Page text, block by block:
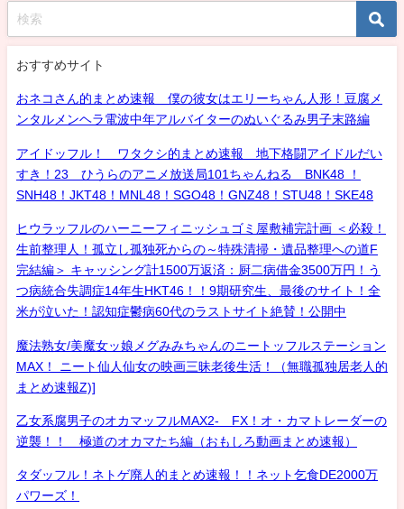
おすすめサイト
おネコさん的まとめ速報 僕の彼女はエリーちゃん人形！豆腐メ
ンタルメンヘラ電波中年アルバイターのぬいぐるみ男子末路編
アイドッフル！ ワタクシ的まとめ速報 地下格闘アイドルだい
すき！23 ひうらのアニメ放送局101ちゃんねる BNK48 ！
SNH48！JKT48！MNL48！SGO48！GNZ48！STU48！SKE48
ヒウラッフルのハーニーフィニッシュゴミ屋敷補完計画 ＜必殺！
生前整理人！孤立し孤独死からの～特殊清掃・遺品整理への道F
完結編＞ キャッシング計1500万返済：厨二病借金3500万円！う
つ病統合失調症14年生HKT46！！9期研究生、最後のサイト！全
米が泣いた！認知症鬱病60代のラストサイト絶賛！公開中
魔法熟女/美魔女ッ娘メグみみちゃんのニートッフルステーション
MAX！ ニート仙人仙女の映画三昧老後生活！（無職孤独居老人的
まとめ速報Z)]
乙女系腐男子のオカマッフルMAX2- FX！オ・カマトレーダーの
逆襲！！ 極道のオカマたち編（おもしろ動画まとめ速報）
タダッフル！ネトゲ廃人的まとめ速報！！ネット乞食DE2000万
パワーズ！